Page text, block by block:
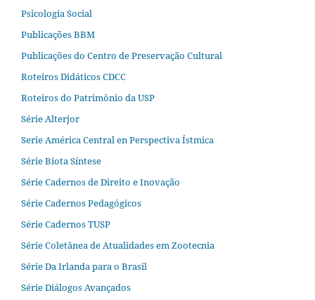
Psicologia Social
Publicações BBM
Publicações do Centro de Preservação Cultural
Roteiros Didáticos CDCC
Roteiros do Patrimônio da USP
Série Alterjor
Serie América Central en Perspectiva Ístmica
Série Biota Síntese
Série Cadernos de Direito e Inovação
Série Cadernos Pedagógicos
Série Cadernos TUSP
Série Coletânea de Atualidades em Zootecnia
Série Da Irlanda para o Brasil
Série Diálogos Avançados